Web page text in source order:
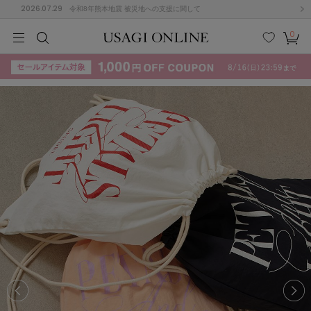
2026.07.29 令和8年熊本地震 被災地への支援に関して
検索
お気
に入
カー
ト
0
KIDSBABYBEAUTYLIFE STYLE
(715)
ス/ドレス (1179)
(570)
ームウェア (535)
(121)
KIDSBABYBEAUTYLIFE STYLE
D E F G
K L M
R S
他
ACYM
アシーム